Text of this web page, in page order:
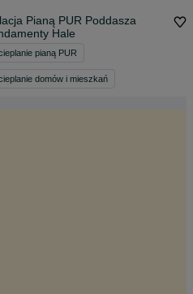
Pianą PUR Poddasza
Hale
pianą PUR
domów i mieszkań